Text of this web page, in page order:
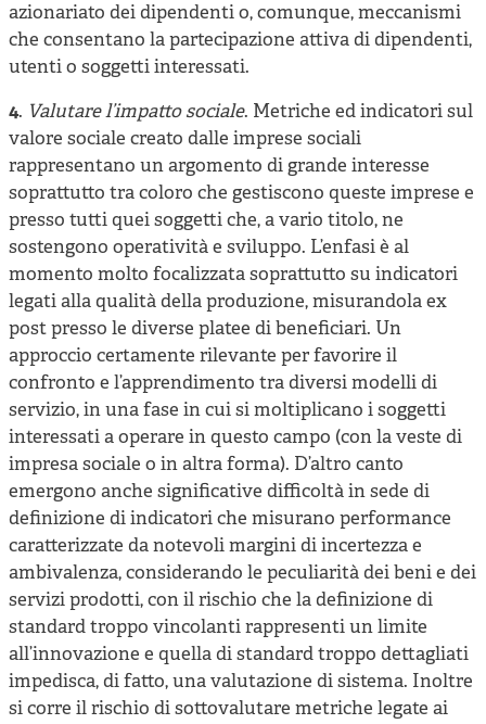
azionariato dei dipendenti o, comunque, meccanismi
che consentano la partecipazione attiva di dipendenti,
utenti o soggetti interessati.
4. Valutare l’impatto sociale. Metriche ed indicatori sul
valore sociale creato dalle imprese sociali
rappresentano un argomento di grande interesse
soprattutto tra coloro che gestiscono queste imprese e
presso tutti quei soggetti che, a vario titolo, ne
sostengono operatività e sviluppo. L’enfasi è al
momento molto focalizzata soprattutto su indicatori
legati alla qualità della produzione, misurandola ex
post presso le diverse platee di beneficiari. Un
approccio certamente rilevante per favorire il
confronto e l’apprendimento tra diversi modelli di
servizio, in una fase in cui si moltiplicano i soggetti
interessati a operare in questo campo (con la veste di
impresa sociale o in altra forma). D’altro canto
emergono anche significative difficoltà in sede di
definizione di indicatori che misurano performance
caratterizzate da notevoli margini di incertezza e
ambivalenza, considerando le peculiarità dei beni e dei
servizi prodotti, con il rischio che la definizione di
standard troppo vincolanti rappresenti un limite
all’innovazione e quella di standard troppo dettagliati
impedisca, di fatto, una valutazione di sistema. Inoltre
si corre il rischio di sottovalutare metriche legate ai